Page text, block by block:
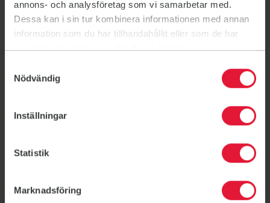
annons- och analysföretag som vi samarbetar med.
Dessa kan i sin tur kombinera informationen med annan
information som du har tillhandahållit eller som de har
samlat in när du har använt deras tjänster.
Nödvändig
Inställningar
Statistik
Marknadsföring
Personliga tränare på Häggvik
Carin Frånberg Magnus